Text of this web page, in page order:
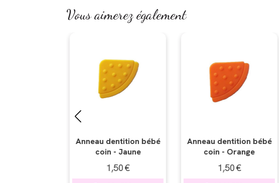
Vous aimerez également
Anneau dentition bébé
coin - Orange
1,50€
Anneau dentition bébé
coin - Rouge
1,50€